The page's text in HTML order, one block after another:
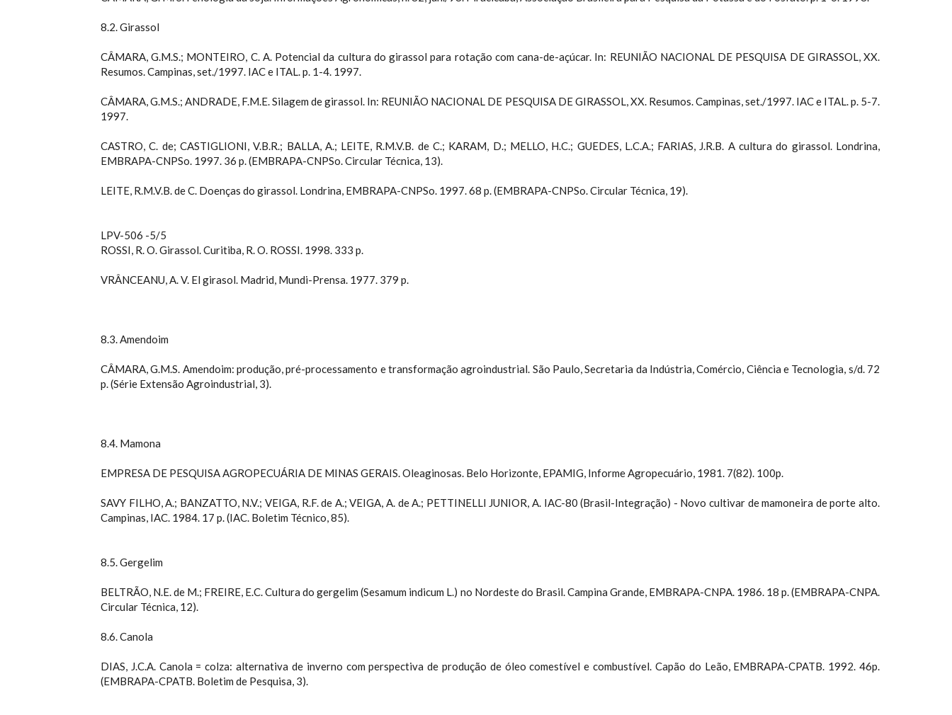
8.2. Girassol
CÂMARA, G.M.S.; MONTEIRO, C. A. Potencial da cultura do girassol para rotação com cana-de-açúcar. In: REUNIÃO NACIONAL DE PESQUISA DE GIRASSOL, XX.
Resumos. Campinas, set./1997. IAC e ITAL. p. 1-4. 1997.
CÂMARA, G.M.S.; ANDRADE, F.M.E. Silagem de girassol. In: REUNIÃO NACIONAL DE PESQUISA DE GIRASSOL, XX. Resumos. Campinas, set./1997. IAC e ITAL. p. 5-7.
1997.
CASTRO, C. de; CASTIGLIONI, V.B.R.; BALLA, A.; LEITE, R.M.V.B. de C.; KARAM, D.; MELLO, H.C.; GUEDES, L.C.A.; FARIAS, J.R.B. A cultura do girassol. Londrina,
EMBRAPA-CNPSo. 1997. 36 p. (EMBRAPA-CNPSo. Circular Técnica, 13).
LEITE, R.M.V.B. de C. Doenças do girassol. Londrina, EMBRAPA-CNPSo. 1997. 68 p. (EMBRAPA-CNPSo. Circular Técnica, 19).
LPV-506 -5/5
ROSSI, R. O. Girassol. Curitiba, R. O. ROSSI. 1998. 333 p.
VRÂNCEANU, A. V. El girasol. Madrid, Mundi-Prensa. 1977. 379 p.
8.3. Amendoim
CÂMARA, G.M.S. Amendoim: produção, pré-processamento e transformação agroindustrial. São Paulo, Secretaria da Indústria, Comércio, Ciência e Tecnologia, s/d. 72
p. (Série Extensão Agroindustrial, 3).
8.4. Mamona
EMPRESA DE PESQUISA AGROPECUÁRIA DE MINAS GERAIS. Oleaginosas. Belo Horizonte, EPAMIG, Informe Agropecuário, 1981. 7(82). 100p.
SAVY FILHO, A.; BANZATTO, N.V.; VEIGA, R.F. de A.; VEIGA, A. de A.; PETTINELLI JUNIOR, A. IAC-80 (Brasil-Integração) - Novo cultivar de mamoneira de porte alto.
Campinas, IAC. 1984. 17 p. (IAC. Boletim Técnico, 85).
8.5. Gergelim
BELTRÃO, N.E. de M.; FREIRE, E.C. Cultura do gergelim (Sesamum indicum L.) no Nordeste do Brasil. Campina Grande, EMBRAPA-CNPA. 1986. 18 p. (EMBRAPA-CNPA.
Circular Técnica, 12).
8.6. Canola
DIAS, J.C.A. Canola = colza: alternativa de inverno com perspectiva de produção de óleo comestível e combustível. Capão do Leão, EMBRAPA-CPATB. 1992. 46p.
(EMBRAPA-CPATB. Boletim de Pesquisa, 3).